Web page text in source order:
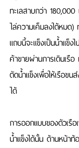
ทะเลสาบกว่า
ไล่ความเค็มลงใต้หมด)
แถบนี้จะแข็งเป็นน้ำแข็
ค้าขายผ่านการเดินเรือ
ตัดน้ำแข็งเพื่อให้เรือขน
ได้
การออกแบบของตัวเรือ
น้ำแข็งได้นั้น ด้านหน้า